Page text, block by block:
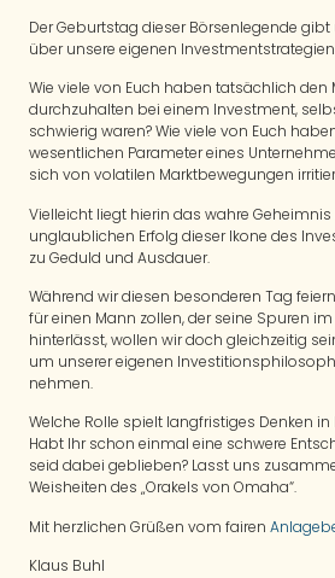
Der Geburtstag dieser Börsenlegende
über unsere eigenen
Wie viele von Euch haben tatsächlich den
durchzuhalten bei einem Investment,
schwierig waren? Wie viele von Euch
wesentlichen Parameter eines
sich von volatilen Marktbewegungen
Vielleicht liegt hierin das wahre
unglaublichen Erfolg dieser Ikone des
zu Geduld und Ausdauer.
Während wir diesen besonderen Tag
für einen Mann zollen, der seine Spuren
hinterlässt, wollen wir doch gleichzeitig
um unserer eigenen
nehmen.
Welche Rolle spielt langfristiges Denken in
Habt Ihr schon einmal eine schwere
seid dabei geblieben? Lasst uns
Weisheiten des „Orakels von Omaha“.
Mit herzlichen Grüßen vom fairen
Klaus Buhl